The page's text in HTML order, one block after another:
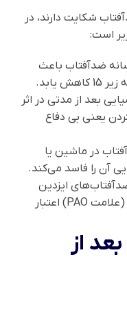
شکایت دارند، در
است:
ضدآفتاب باعث
بعد از مدتی در اثر
یعنی بی دفاع
در ماشین یا
آن را فاسد می‌کند.
ایزدین
معمولاً تا 12 ماه بعد از باز شدن درب (علامت PAO) اعتبار
از